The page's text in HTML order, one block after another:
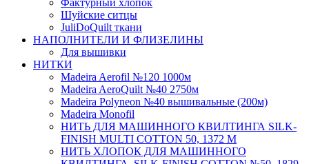
Фактурный хлопок
Шуйские ситцы
JuliDoQuilt ткани
НАПОЛНИТЕЛИ И ФЛИЗЕЛИНЫ
Для вышивки
НИТКИ
Madeira Aerofil №120 1000м
Madeira AeroQuilt №40 2750м
Madeira Polyneon №40 вышивальные (200м)
Мadeira Monofil
НИТЬ ДЛЯ МАШИННОГО КВИЛТИНГА SILK-
FINISH MULTI COTTON 50, 1372 М
НИТЬ ХЛОПОК ДЛЯ МАШИННОГО